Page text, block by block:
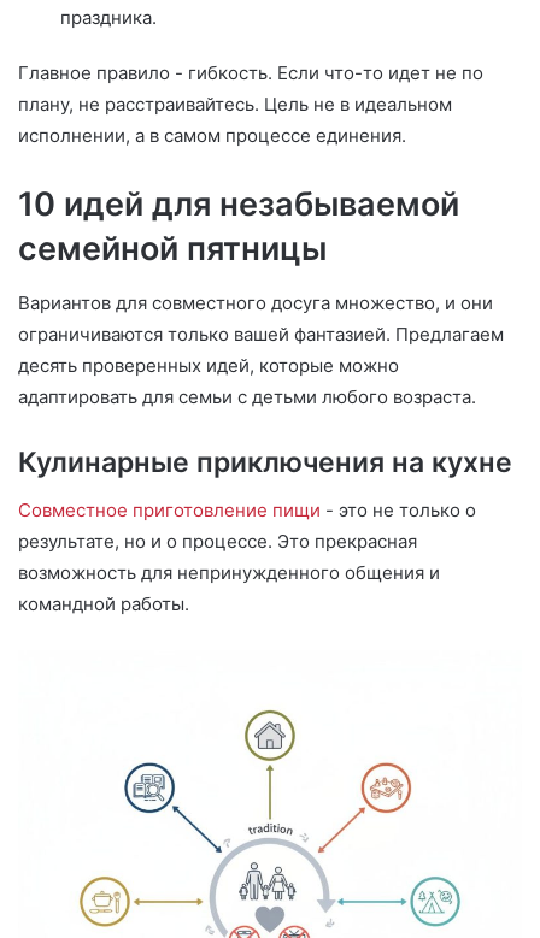
праздника.
Главное правило - гибкость. Если что-то идет не по
плану, не расстраивайтесь. Цель не в идеальном
исполнении, а в самом процессе единения.
10 идей для незабываемой
семейной пятницы
Вариантов для совместного досуга множество, и они
ограничиваются только вашей фантазией. Предлагаем
десять проверенных идей, которые можно
адаптировать для семьи с детьми любого возраста.
Кулинарные приключения на кухне
Совместное приготовление пищи - это не только о
результате, но и о процессе. Это прекрасная
возможность для непринужденного общения и
командной работы.